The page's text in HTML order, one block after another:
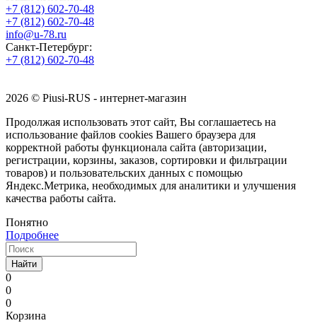
+7 (812) 602-70-48
+7 (812) 602-70-48
info@u-78.ru
Санкт-Петербург:
+7 (812) 602-70-48
2026 © Piusi-RUS - интернет-магазин
Продолжая использовать этот сайт, Вы соглашаетесь на
использование файлов cookies Вашего браузера для
корректной работы функционала сайта (авторизации,
регистрации, корзины, заказов, сортировки и фильтрации
товаров) и пользовательских данных с помощью
Яндекс.Метрика, необходимых для аналитики и улучшения
качества работы сайта.
Понятно
Подробнее
Найти
0
0
0
Корзина